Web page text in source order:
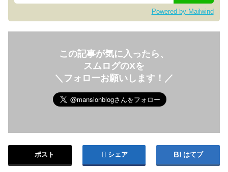
Powered by Mailwind
この記事が気に入ったら、
スムログのXを
＼フォローお願いします！／
ポスト シェア はてブ